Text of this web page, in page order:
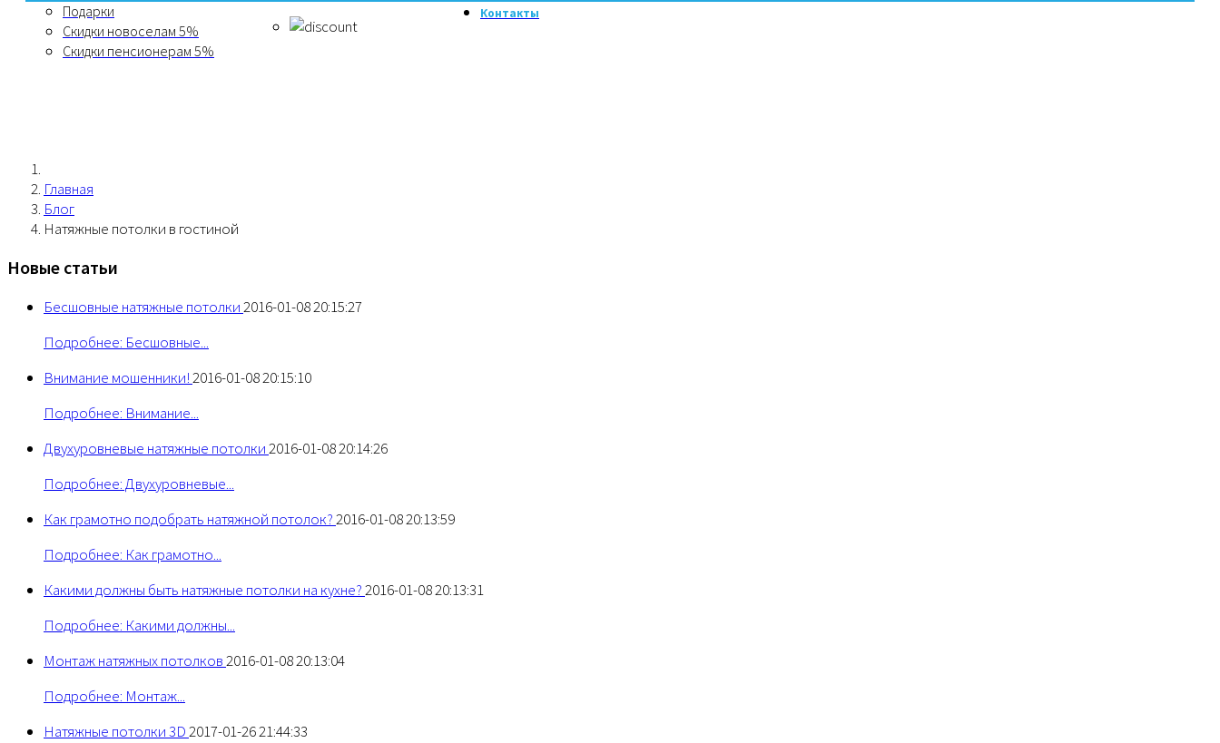
Подарки
Скидки новоселам 5%
Скидки пенсионерам 5%
Контакты
Главная
Блог
Натяжные потолки в гостиной
Новые статьи
Бесшовные натяжные потолки2016-01-08 20:15:27
Подробнее: Бесшовные...
Внимание мошенники!2016-01-08 20:15:10
Подробнее: Внимание...
Двухуровневые натяжные потолки2016-01-08 20:14:26
Подробнее: Двухуровневые...
Как грамотно подобрать натяжной потолок?2016-01-08 20:13:59
Подробнее: Как грамотно...
Какими должны быть натяжные потолки на кухне?2016-01-08 20:13:31
Подробнее: Какими должны...
Монтаж натяжных потолков2016-01-08 20:13:04
Подробнее: Монтаж...
Натяжные потолки 3D2017-01-26 21:44:33